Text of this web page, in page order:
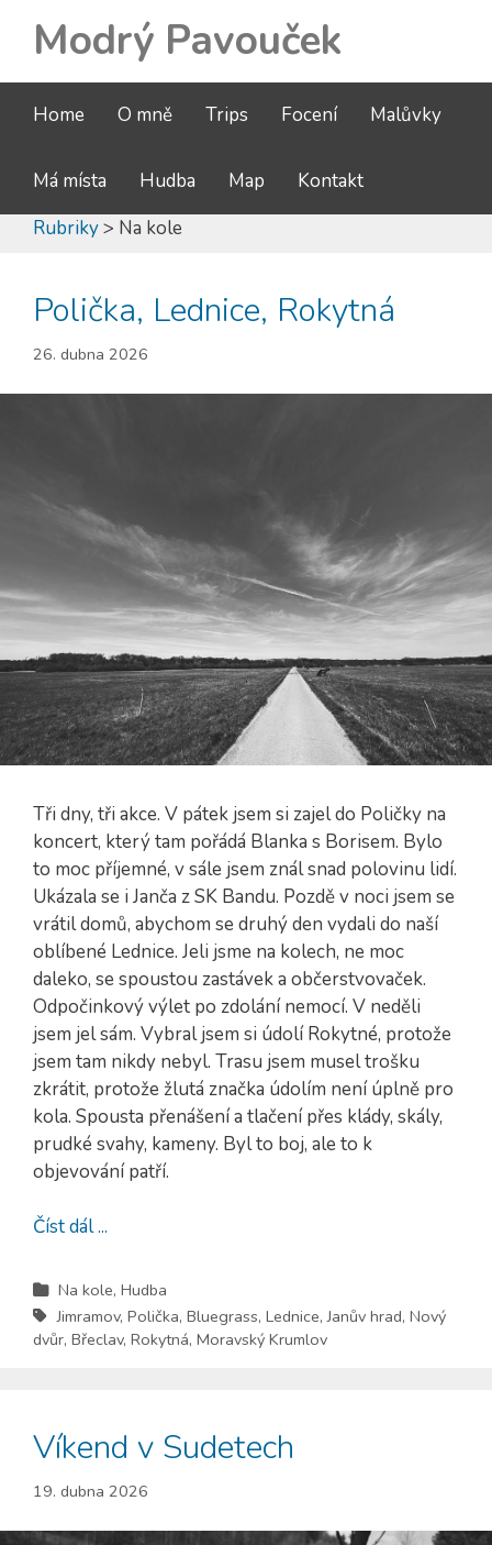
Modrý Pavouček
Home O mně Trips Focení Malůvky
Má místa Hudba Map
Kontakt
Rubriky> Na kole
Polička, Lednice, Rokytná
26. dubna 2026
Tři dny, tři akce. V pátek jsem si zajel do Poličky na
koncert, který tam pořádá Blanka s Borisem. Bylo
to moc příjemné, v sále jsem znál snad polovinu lidí.
Ukázala se i Janča z SK Bandu. Pozdě v noci jsem se
vrátil domů, abychom se druhý den vydali do naší
oblíbené Lednice. Jeli jsme na kolech, ne moc
daleko, se spoustou zastávek a občerstvovaček.
Odpočinkový výlet po zdolání nemocí. V neděli
jsem jel sám. Vybral jsem si údolí Rokytné, protože
jsem tam nikdy nebyl. Trasu jsem musel trošku
zkrátit, protože žlutá značka údolím není úplně pro
kola. Spousta přenášení a tlačení přes klády, skály,
prudké svahy, kameny. Byl to boj, ale to k
objevování patří.
Číst dál ...
Na kole, Hudba
Jimramov, Polička, Bluegrass, Lednice,Janův hrad, Nový
dvůr, Břeclav, Rokytná, Moravský Krumlov
Víkend v Sudetech
19. dubna 2026